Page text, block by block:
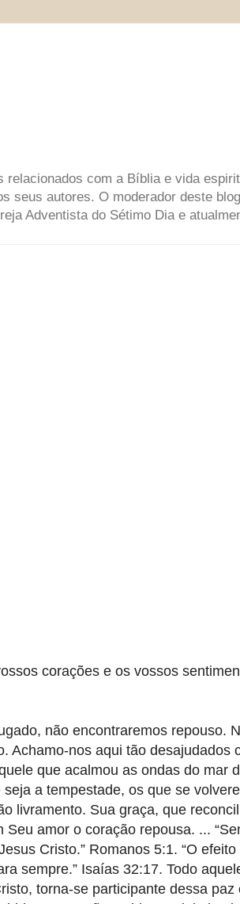
com a Bíblia e vida
seus autores. O moderador deste
Adventista do Sétimo Dia e
corações e os vossos
não encontraremos repouso.
Achamo-nos aqui tão desajudados
que acalmou as ondas do mar
a tempestade, os que se
livramento. Sua graça, que
amor o coração repousa. ...
Cristo.” Romanos 5:1. “O efeito
sempre.” Isaías 32:17. Todo
torna-se participante dessa paz